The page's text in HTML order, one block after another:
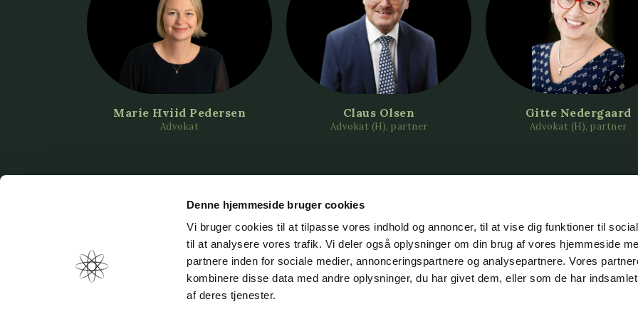
Denne hjemmeside bruger cookies
Vi bruger cookies til at tilpasse vores indhold og annoncer, til at vise dig funktioner til
til at analysere vores trafik. Vi deler også oplysninger om din brug af vores hjemmeside
partnere inden for sociale medier, annonceringspartnere og analysepartnere. Vores
kombinere disse data med andre oplysninger, du har givet dem, eller som de har
af deres tjenester.
Marie Hviid Pedersen
Advokat
Claus Olsen
Advokat (H), partner
Gitte Nedergaard
Advokat (H), partner
UNIVERSADVOKATER
(+45) 89 34 35 36
CVR DK-44 27 89 28